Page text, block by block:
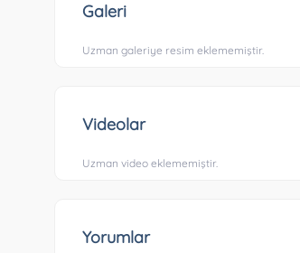
Galeri
Uzman galeriye resim eklememiştir.
Videolar
Uzman video eklememiştir.
Yorumlar